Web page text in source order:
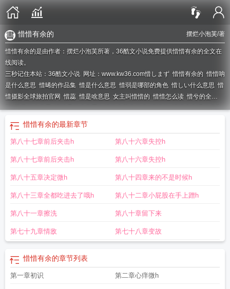
摆烂小泡芙/著
惜惜有余的
惜惜有余的是由作者：摆烂小泡芙所著，36酷文小说免费提供惜惜有余的全文在
线阅读。
三秒记住本站：36酷文小说 网址：www.kw36.com惜しまず惜惜有余的惜惜呐
是什么意思惜晞的作品集惜是什么意思惜弱是哪部的角色惜しい什么意思惜
惜摄影全球旅拍官网惜蕊惜是啥意思 女主叫惜惜的惜惜怎么读惜兮的全
部惜昔什么意思惜沫是什么意思?惜这个字念什么惜惜的惜惜广东话什么意
惜惜相关成语是什么意思惜惜唱歌
义 惜惜相应是什么意思
惜惜有余的最新章节
第八十七章前后夹击h 第八十六章失控h
第八十七章前后夹击h 第八十六章失控h
第八十五章决定微h 第八十四章来的不是时候h
第八十三章全都吃进去了哦h 第八十二章小屁股在手上蹭h
第八十一章擦洗 第八十章留下来
第七十九章情敌 第七十八章变故
惜惜有余的章节列表
第一章初识 第二章心痒微h